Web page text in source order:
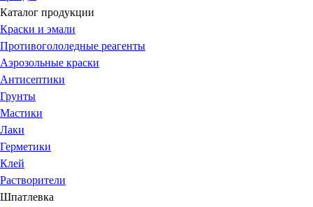
Каталог продукции
Краски и эмали
Противогололедные реагенты
Аэрозольные краски
Антисептики
Грунты
Мастики
Лаки
Герметики
Клей
Растворители
Шпатлевка